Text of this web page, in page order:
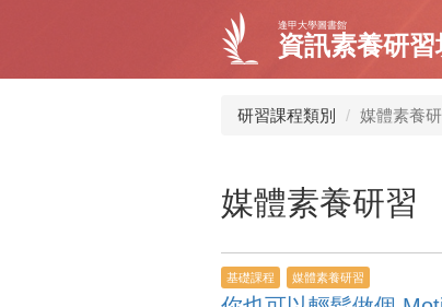
內
逢甲大學圖書館
資訊素養研習
研習課程類別 媒體素養
媒體素養研習
基礎課程 媒體素養研習